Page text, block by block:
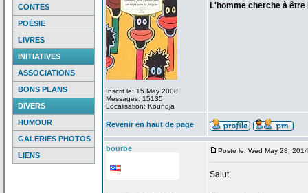
CONTES
POÉSIE
LIVRES
INITIATIVES
ASSOCIATIONS
BONS PLANS
DIVERS
HUMOUR
GALERIES PHOTOS
LIENS
Inscrit le: 15 May 2008
Messages: 15135
Localisation: Koundja
L'homme cherche à
Revenir en haut de page
bourbe Posté le: Wed May 28,
Salut,